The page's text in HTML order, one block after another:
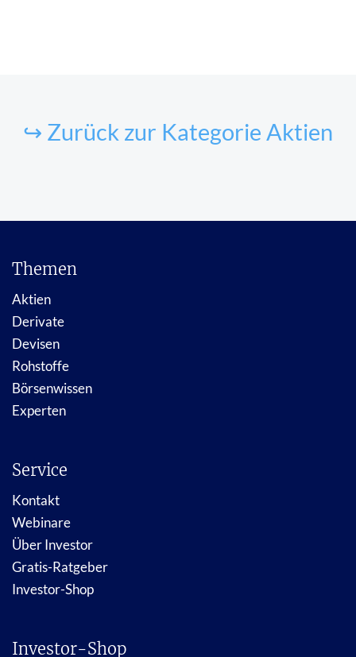
↪ Zurück zur Kategorie Aktien
Themen
Aktien
Derivate
Devisen
Rohstoffe
Börsenwissen
Experten
Service
Kontakt
Webinare
Über Investor
Gratis-Ratgeber
Investor-Shop
Investor-Shop